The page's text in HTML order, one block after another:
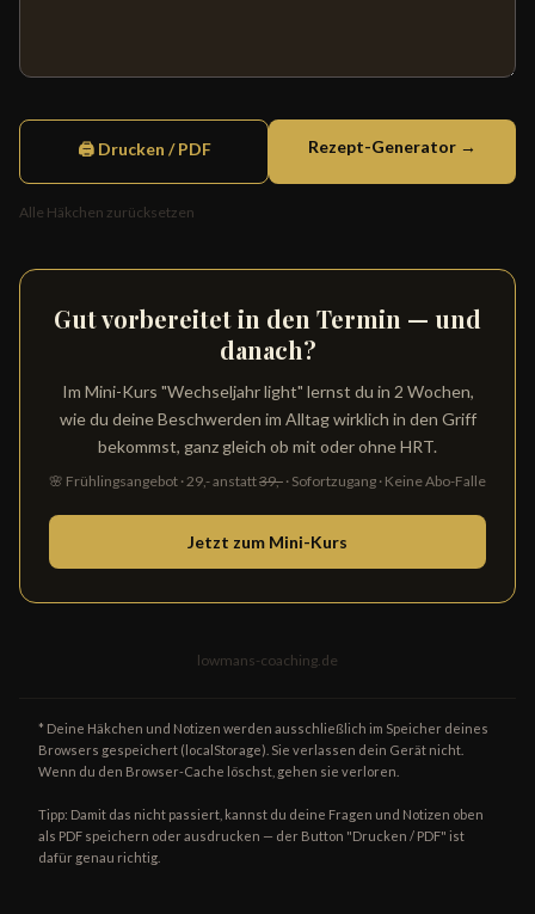
🖨 Drucken / PDF Rezept-Generator →
Alle Häkchen zurücksetzen
Gut vorbereitet in den Termin — und
danach?
Im Mini-Kurs "Wechseljahr light" lernst du in 2 Wochen,
wie du deine Beschwerden im Alltag wirklich in den Griff
bekommst, ganz gleich ob mit oder ohne HRT.
🌸 Frühlingsangebot · 29,- anstatt39,- · Sofortzugang · Keine Abo-Falle
Jetzt zum Mini-Kurs
lowmans-coaching.de
* Deine Häkchen und Notizen werden ausschließlich im Speicher deines
Browsers gespeichert (localStorage). Sie verlassen dein Gerät nicht.
Wenn du den Browser-Cache löschst, gehen sie verloren.
Tipp: Damit das nicht passiert, kannst du deine Fragen und Notizen oben
als PDF speichern oder ausdrucken — der Button "Drucken / PDF" ist
dafür genau richtig.